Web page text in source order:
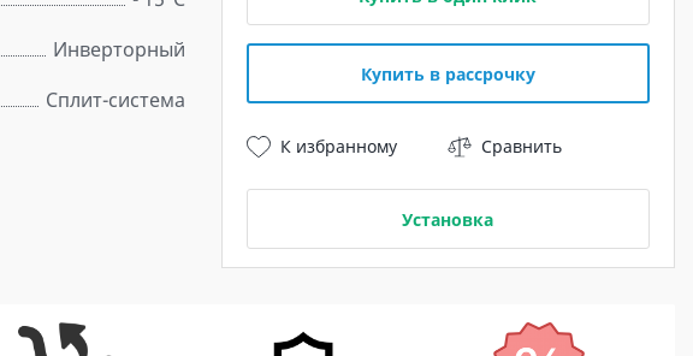
Инверторный
Сплит-система
Купить в рассрочку
К избранному Сравнить
Установка